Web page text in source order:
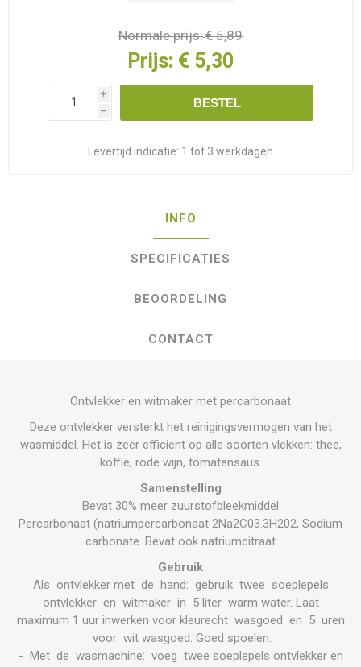
Normale prijs:€ 5,89
Prijs: € 5,30
i
h
BESTEL
Levertijd indicatie: 1 tot 3 werkdagen
INFO
SPECIFICATIES
BEOORDELING
CONTACT
Ontvlekker en witmaker met percarbonaat
Deze ontvlekker versterkt het reinigingsvermogen van het
wasmiddel. Het is zeer efficient op alle soorten vlekken: thee,
koffie, rode wijn, tomatensaus.
Samenstelling
Bevat 30% meer zuurstofbleekmiddel
Percarbonaat (natriumpercarbonaat 2Na2C03.3H202, Sodium
carbonate. Bevat ook natriumcitraat
Gebruik
Als ontvlekker met de hand: gebruik twee soeplepels
ontvlekker en witmaker in 5 liter warm water. Laat
maximum 1 uur inwerken voor kleurecht wasgoed en 5 uren
voor wit wasgoed. Goed spoelen.
- Met de wasmachine: voeg twee soeplepels ontvlekker en